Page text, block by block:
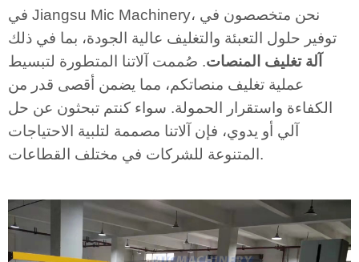
في Jiangsu Mic Machinery، نحن متخصصون في
توفير حلول التعبئة والتغليف عالية الجودة، بما في ذلك
آلة تغليف المنصات. صُممت آلاتنا المتطورة لتبسيط
عملية تغليف منصاتكم، مما يضمن أقصى قدر من
الكفاءة واستقرار الحمولة. سواء كنتم تبحثون عن حل
آلي أو يدوي، فإن آلاتنا مصممة لتلبية الاحتياجات
المتنوعة للشركات في مختلف القطاعات.